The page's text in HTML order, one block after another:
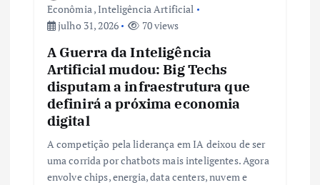
Econômia,Inteligência Artificial
julho 31, 2026
70 views
A Guerra da Inteligência
Artificial mudou: Big Techs
disputam a infraestrutura que
definirá a próxima economia
digital
A competição pela liderança em IA deixou de ser
uma corrida por chatbots mais inteligentes. Agora
envolve chips, energia, data centers, nuvem e